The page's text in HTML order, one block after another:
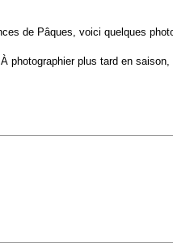
de Pâques, voici quelques
plus tard en